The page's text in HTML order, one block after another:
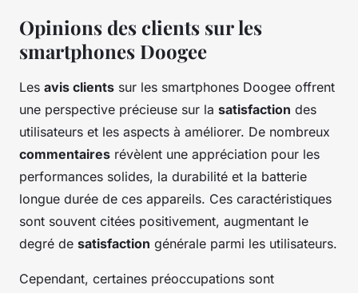
Opinions des clients sur les
smartphones Doogee
Les avis clients sur les smartphones Doogee offrent
une perspective précieuse sur la satisfaction des
utilisateurs et les aspects à améliorer. De nombreux
commentaires révèlent une appréciation pour les
performances solides, la durabilité et la batterie
longue durée de ces appareils. Ces caractéristiques
sont souvent citées positivement, augmentant le
degré de satisfaction générale parmi les utilisateurs.
Cependant, certaines préoccupations sont